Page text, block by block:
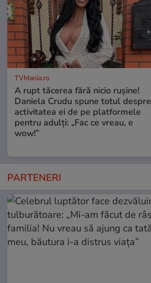
TVMania.ro
A rupt tăcerea fără nicio rușine!
Daniela Crudu spune totul despre
activitatea ei de pe platformele
pentru adulți: „Fac ce vreau, e
wow!”
PARTENERI